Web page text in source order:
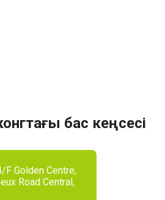
бас кеңсесі
F Golden Centre,
Road Central,